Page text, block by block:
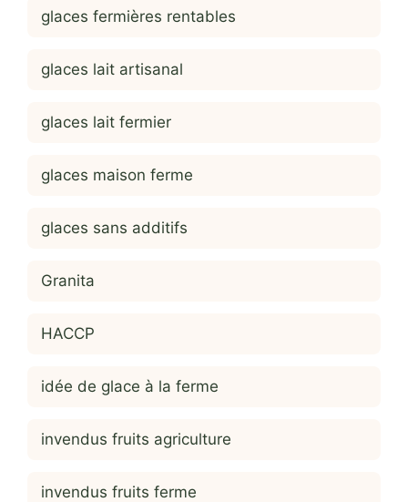
glaces fermières rentables
glaces lait artisanal
glaces lait fermier
glaces maison ferme
glaces sans additifs
Granita
HACCP
idée de glace à la ferme
invendus fruits agriculture
invendus fruits ferme